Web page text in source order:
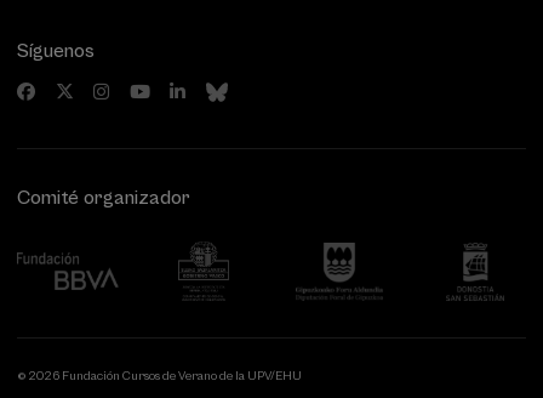
Síguenos
Comité organizador
© 2026 Fundación Cursos de Verano de la UPV/EHU